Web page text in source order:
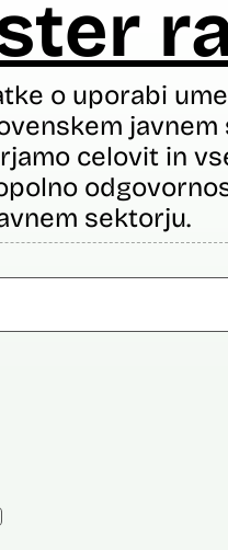
o uporabi
celovit in
sektorju.